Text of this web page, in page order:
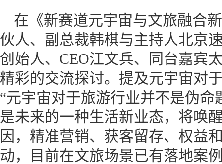
在《新赛道元宇宙与文旅融合
伙人、副总裁韩棋与主持人北京
创始人、CEO江文兵、同台嘉宾
精彩的交流探讨。提及元宇宙对
“元宇宙对于旅游行业并不是伪
是未来的一种生活新业态，将唤
因，精准营销、获客留存、权益
动，目前在文旅场景已有落地案